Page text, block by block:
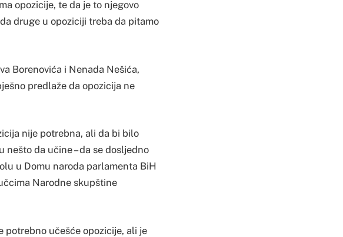
opozicije, te da je to njegovo
druge u opoziciji treba da pitamo
Borenovića i Nenada Nešića,
predlaže da opozicija ne
nije potrebna, ali da bi bilo
da učine – da se dosljedno
u Domu naroda parlamenta BiH
Narodne skupštine
potrebno učešće opozicije, ali je